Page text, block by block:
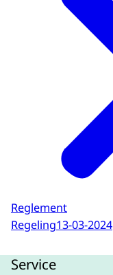
Reglement
Regeling13-03-2024
Service